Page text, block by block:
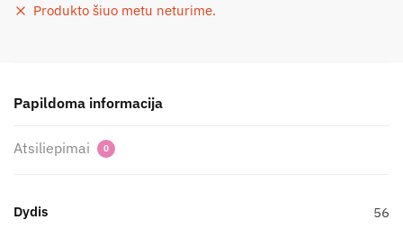
Produkto šiuo metu neturime.
Papildoma informacija
Atsiliepimai 0
Dydis 56